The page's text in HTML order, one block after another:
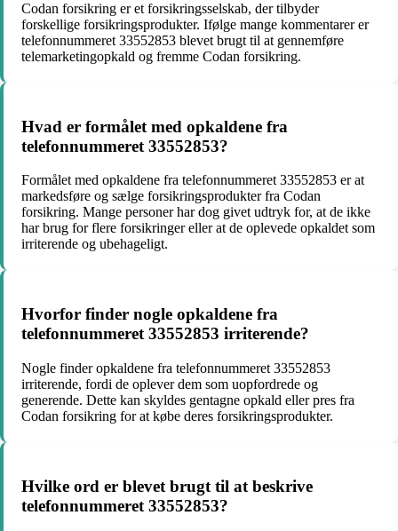
Codan forsikring er et forsikringsselskab, der tilbyder
forskellige forsikringsprodukter. Ifølge mange kommentarer er
telefonnummeret 33552853 blevet brugt til at gennemføre
telemarketingopkald og fremme Codan forsikring.
Hvad er formålet med opkaldene fra
telefonnummeret 33552853?
Formålet med opkaldene fra telefonnummeret 33552853 er at
markedsføre og sælge forsikringsprodukter fra Codan
forsikring. Mange personer har dog givet udtryk for, at de ikke
har brug for flere forsikringer eller at de oplevede opkaldet som
irriterende og ubehageligt.
Hvorfor finder nogle opkaldene fra
telefonnummeret 33552853 irriterende?
Nogle finder opkaldene fra telefonnummeret 33552853
irriterende, fordi de oplever dem som uopfordrede og
generende. Dette kan skyldes gentagne opkald eller pres fra
Codan forsikring for at købe deres forsikringsprodukter.
Hvilke ord er blevet brugt til at beskrive
telefonnummeret 33552853?